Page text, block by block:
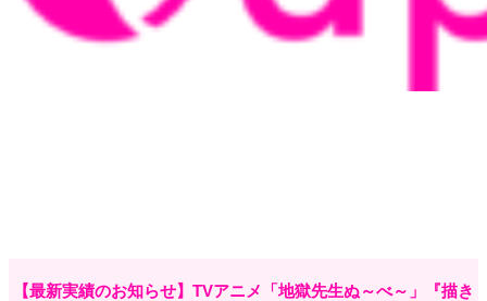
【最新実績のお知らせ】TVアニメ「地獄先生ぬ～べ～」『描き